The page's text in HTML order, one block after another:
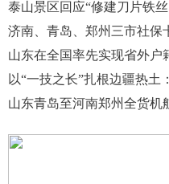
济南、青岛、郑州三市社保
以“一技之长”扎根边疆热土
山东青岛至河南郑州全货机